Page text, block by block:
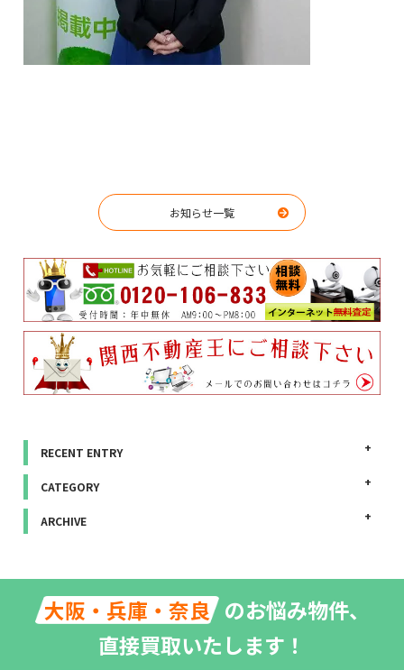
お知らせ一覧
RECENT ENTRY
CATEGORY
ARCHIVE
大阪・兵庫・奈良 のお悩み物件、
直接買取いたします！